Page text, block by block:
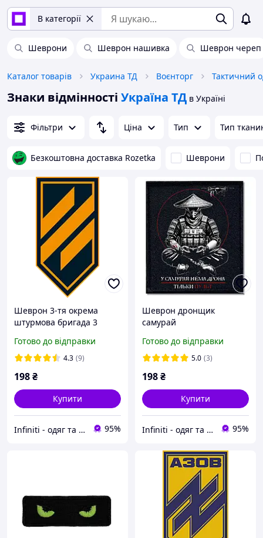
В категорії
Шеврони Шеврон нашивка Шеврон череп
Каталог товарів Украина ТД Воєнторг Тактичний
Знаки відмінності Україна ТД в Україні
Фільтри Ціна Тип Тип
Безкоштовна доставка Rozetka Шеврони
Шеврон 3-тя окрема
штурмова бригада 3
Готово до відправки
4.3 (9)
198₴
Купити
Infiniti - одяг та аксесуари 95%
Шеврон дронщик
самурай
Готово до відправки
5.0 (3)
198₴
Купити
Infiniti - одяг та аксесуари 95%